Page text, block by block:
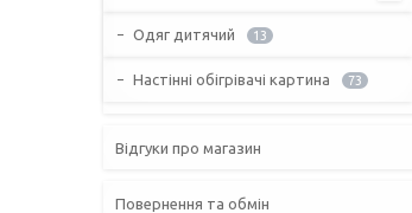
Одяг дитячий 13
Настінні обігрівачі картина 73
Відгуки про магазин
Повернення та обмін